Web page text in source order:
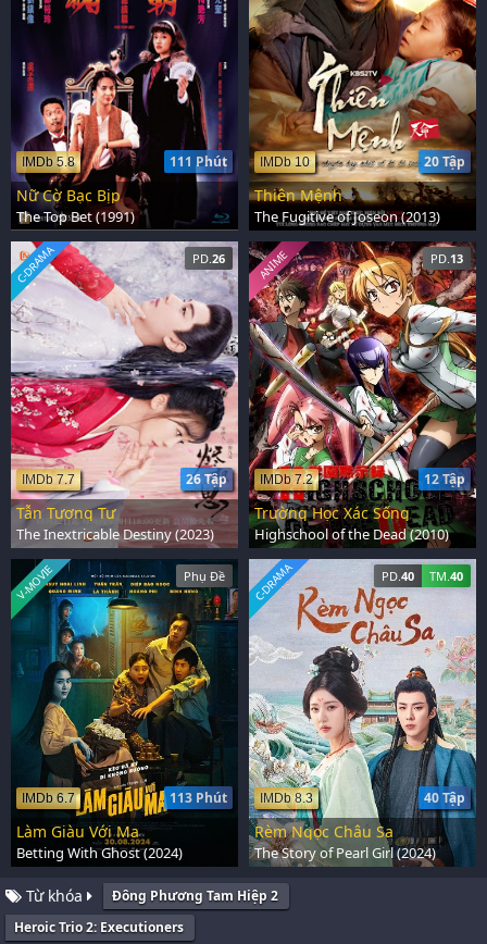
111 Phút
IMDb 5.8
Nữ Cờ Bạc Bịp
The Top Bet (1991)
20 Tập
IMDb 10
Thiên Mệnh
The Fugitive of Joseon (2013)
PD.26
26 Tập
IMDb 7.7
C-DRAMA
Tẫn Tương Tư
The Inextricable Destiny (2023)
PD.13
12 Tập
IMDb 7.2
ANIME
Trường Học Xác Sống
Highschool of the Dead (2010)
Phụ Đề
113 Phút
IMDb 6.7
V-MOVIE
Làm Giàu Với Ma
Betting With Ghost (2024)
PD.40 TM.40
40 Tập
IMDb 8.3
C-DRAMA
Rèm Ngọc Châu Sa
The Story of Pearl Girl (2024)
Từ khóa
Đông Phương Tam Hiệp 2
Heroic Trio 2: Executioners